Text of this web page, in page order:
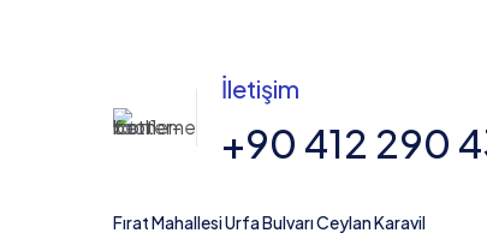
İletişim
+90 412 290
Fırat Mahallesi Urfa Bulvarı Ceylan Karavil